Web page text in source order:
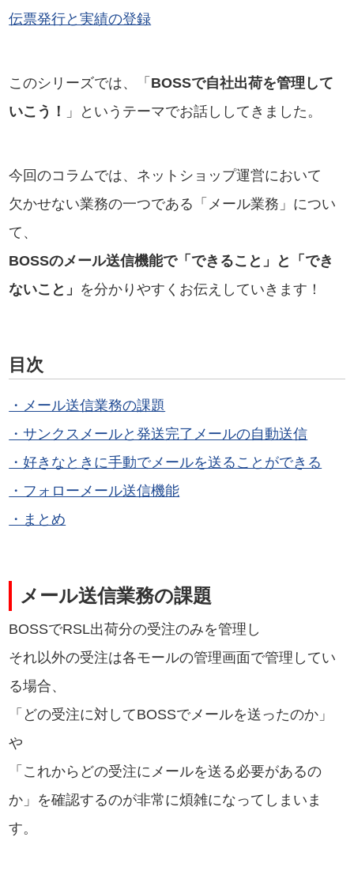
伝票発行と実績の登録
このシリーズでは、「 BOSSで自社出荷を管理して
いこう！
」というテーマでお話ししてきました。
今回のコラムでは、ネットショップ運営において
欠かせない業務の一つである「メール業務」につい
て、
BOSSのメール送信機能で「できること」と「でき
ないこと」 を分かりやすくお伝えしていきます！
目次
・メール送信業務の課題
・サンクスメールと発送完了メールの自動送信
・好きなときに手動でメールを送ることができる
・フォローメール送信機能
・まとめ
メール送信業務の課題
BOSSでRSL出荷分の受注のみを管理し
それ以外の受注は各モールの管理画面で管理してい
る場合、
「どの受注に対してBOSSでメールを送ったのか」
や
「これからどの受注にメールを送る必要があるの
か」を確認するのが非常に煩雑になってしまいま
す。